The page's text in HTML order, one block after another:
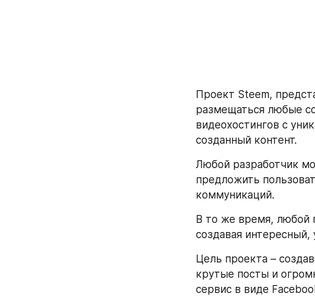
Проект Steem,
размещаться любые
видеохостингов с
созданный контент.
Любой разработчик
предложить
коммуникаций.
В то же время, любой
создавая интересный,
Цель проекта –
крутые посты и
сервис в виде